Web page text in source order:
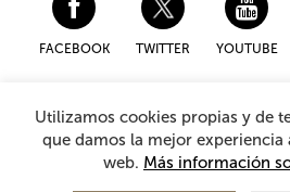
FACEBOOK TWITTER YOUTUBE
Disclaimer and privacy policy
General Terms and Conditions for
Utilizamos cookies propias y de
que damos la mejor experiencia
web. Más información